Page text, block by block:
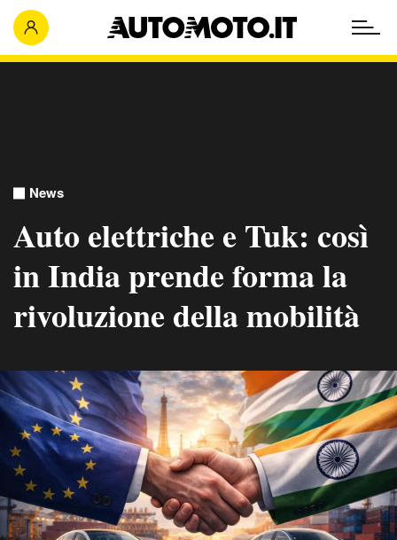
News
Auto elettriche e Tuk: così
in India prende forma la
rivoluzione della mobilità